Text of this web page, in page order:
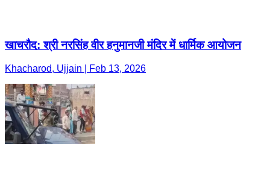
खाचरौद: श्री नरसिंह वीर हनुमानजी मंदिर में धार्मिक आयोजन
Khacharod, Ujjain | Feb 13, 2026